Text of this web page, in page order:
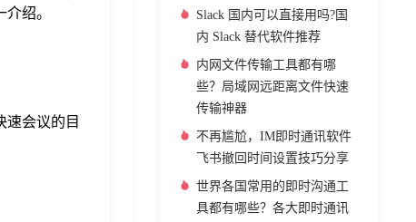
绍。
速会议的目
Slack 国内可以直接用吗?国
内 Slack 替代软件推荐
内网文件传输工具都有哪
些？局域网远距离文件快速
传输神器
不再尴尬，IM即时通讯软件
飞书撤回时间设置技巧分享
世界各国常用的即时沟通工
具都有哪些？各大即时通讯